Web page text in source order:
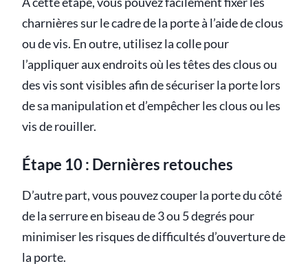
charnières sur le cadre de la porte à l’aide de clous
ou de vis. En outre, utilisez la colle pour
l’appliquer aux endroits où les têtes des clous ou
des vis sont visibles afin de sécuriser la porte lors
de sa manipulation et d’empêcher les clous ou les
vis de rouiller.
Étape 10 : Dernières retouches
D’autre part, vous pouvez couper la porte du côté
de la serrure en biseau de 3 ou 5 degrés pour
minimiser les risques de difficultés d’ouverture de
la porte.